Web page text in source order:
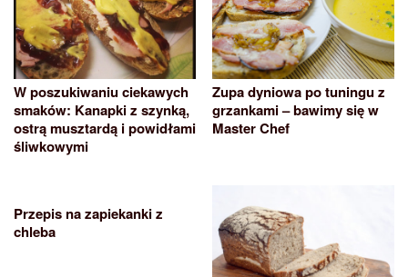
W poszukiwaniu ciekawych
smaków: Kanapki z szynką,
ostrą musztardą i powidłami
śliwkowymi
Zupa dyniowa po tuningu z
grzankami – bawimy się w
Master Chef
Przepis na zapiekanki z
chleba